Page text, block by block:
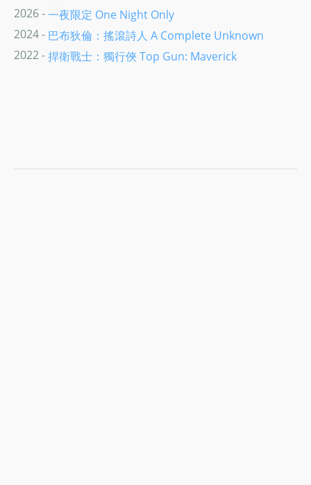
2026 -一夜限定 One Night Only
2024 - 巴布狄倫：搖滾詩人 A Complete Unknown
2022 -捍衛戰士：獨行俠 Top Gun: Maverick